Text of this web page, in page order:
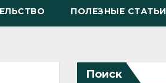
ПОЛЕЗНЫЕ СТАТЬИ
Поиск